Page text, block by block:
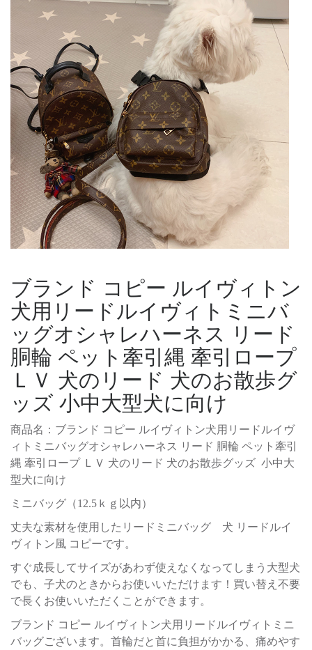
ブランド コピー ルイヴィトン
犬用リードルイヴィトミニバ
ッグオシャレハーネス リード
胴輪 ペット牽引縄 牽引ロープ
ＬＶ 犬のリード 犬のお散歩グ
ッズ 小中大型犬に向け
商品名：ブランド コピー ルイヴィトン犬用リードルイヴ
ィトミニバッグオシャレハーネス リード 胴輪 ペット牽引
縄 牽引ロープ ＬＶ 犬のリード 犬のお散歩グッズ 小中大
型犬に向け
ミニバッグ（12.5ｋｇ以内）
丈夫な素材を使用したリードミニバッグ 犬 リードルイ
ヴィトン風 コピーです。
すぐ成長してサイズがあわず使えなくなってしまう大型犬
でも、子犬のときからお使いいただけます！買い替え不要
で長くお使いいただくことができます。
ブランド コピー ルイヴィトン犬用リードルイヴィトミニ
バッグございます。首輪だと首に負担がかかる、痛めやす